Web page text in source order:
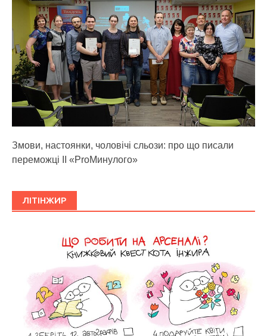
Змови, настоянки, чоловічі сльози: про що писали
переможці ІІ «ProМинулого»
ЛІТІНЖИР